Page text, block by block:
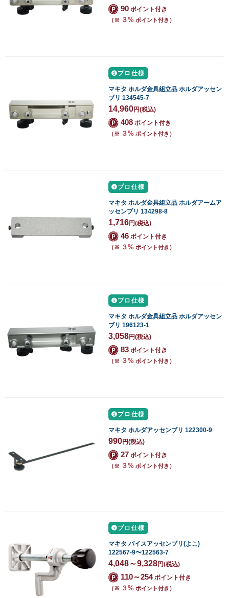
90 ポイント付き
（※ ３% ポイント付き）
プロ仕様
マキタ ホルダ金具組立品 ホルダアッセン
ブリ 134545-7
14,960円(税込)
408 ポイント付き
（※ ３% ポイント付き）
プロ仕様
マキタ ホルダ金具組立品 ホルダアームア
ッセンブリ 134298-8
1,716円(税込)
46 ポイント付き
（※ ３% ポイント付き）
プロ仕様
マキタ ホルダ金具組立品 ホルダアッセン
ブリ 196123-1
3,058円(税込)
83 ポイント付き
（※ ３% ポイント付き）
プロ仕様
マキタ ホルダアッセンブリ 122300-9
990円(税込)
27 ポイント付き
（※ ３% ポイント付き）
プロ仕様
マキタ バイスアッセンブリ(よこ)
122567-9〜122563-7
4,048～9,328円(税込)
110～254ポイント付き
（※ ３% ポイント付き）